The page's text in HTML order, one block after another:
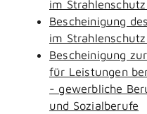
im
Bescheinigung
im
Bescheinigung
für Leistungen
- gewerbliche
und Sozialberufe